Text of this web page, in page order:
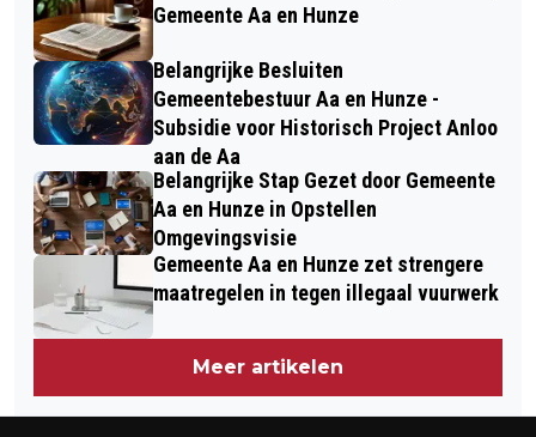
Gemeente Aa en Hunze
Belangrijke Besluiten
Gemeentebestuur Aa en Hunze -
Subsidie voor Historisch Project Anloo
aan de Aa
Belangrijke Stap Gezet door Gemeente
Aa en Hunze in Opstellen
Omgevingsvisie
Gemeente Aa en Hunze zet strengere
maatregelen in tegen illegaal vuurwerk
Meer artikelen